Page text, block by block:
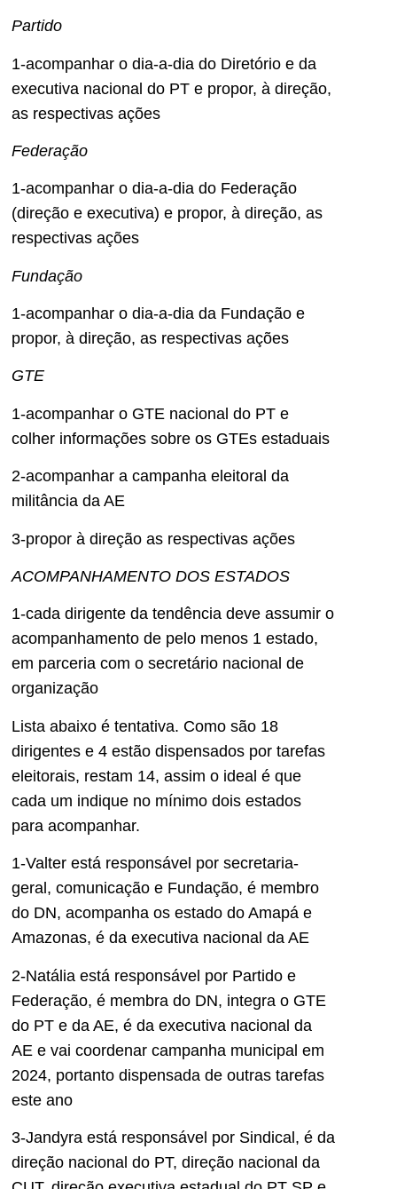
Partido
1-acompanhar o dia-a-dia do Diretório e da
executiva nacional do PT e propor, à direção,
as respectivas ações
Federação
1-acompanhar o dia-a-dia do Federação
(direção e executiva) e propor, à direção, as
respectivas ações
Fundação
1-acompanhar o dia-a-dia da Fundação e
propor, à direção, as respectivas ações
GTE
1-acompanhar o GTE nacional do PT e
colher informações sobre os GTEs estaduais
2-acompanhar a campanha eleitoral da
militância da AE
3-propor à direção as respectivas ações
ACOMPANHAMENTO DOS ESTADOS
1-cada dirigente da tendência deve assumir o
acompanhamento de pelo menos 1 estado,
em parceria com o secretário nacional de
organização
Lista abaixo é tentativa. Como são 18
dirigentes e 4 estão dispensados por tarefas
eleitorais, restam 14, assim o ideal é que
cada um indique no mínimo dois estados
para acompanhar.
1-Valter está responsável por secretaria-
geral, comunicação e Fundação, é membro
do DN, acompanha os estado do Amapá e
Amazonas, é da executiva nacional da AE
2-Natália está responsável por Partido e
Federação, é membra do DN, integra o GTE
do PT e da AE, é da executiva nacional da
AE e vai coordenar campanha municipal em
2024, portanto dispensada de outras tarefas
este ano
3-Jandyra está responsável por Sindical, é da
direção nacional do PT, direção nacional da